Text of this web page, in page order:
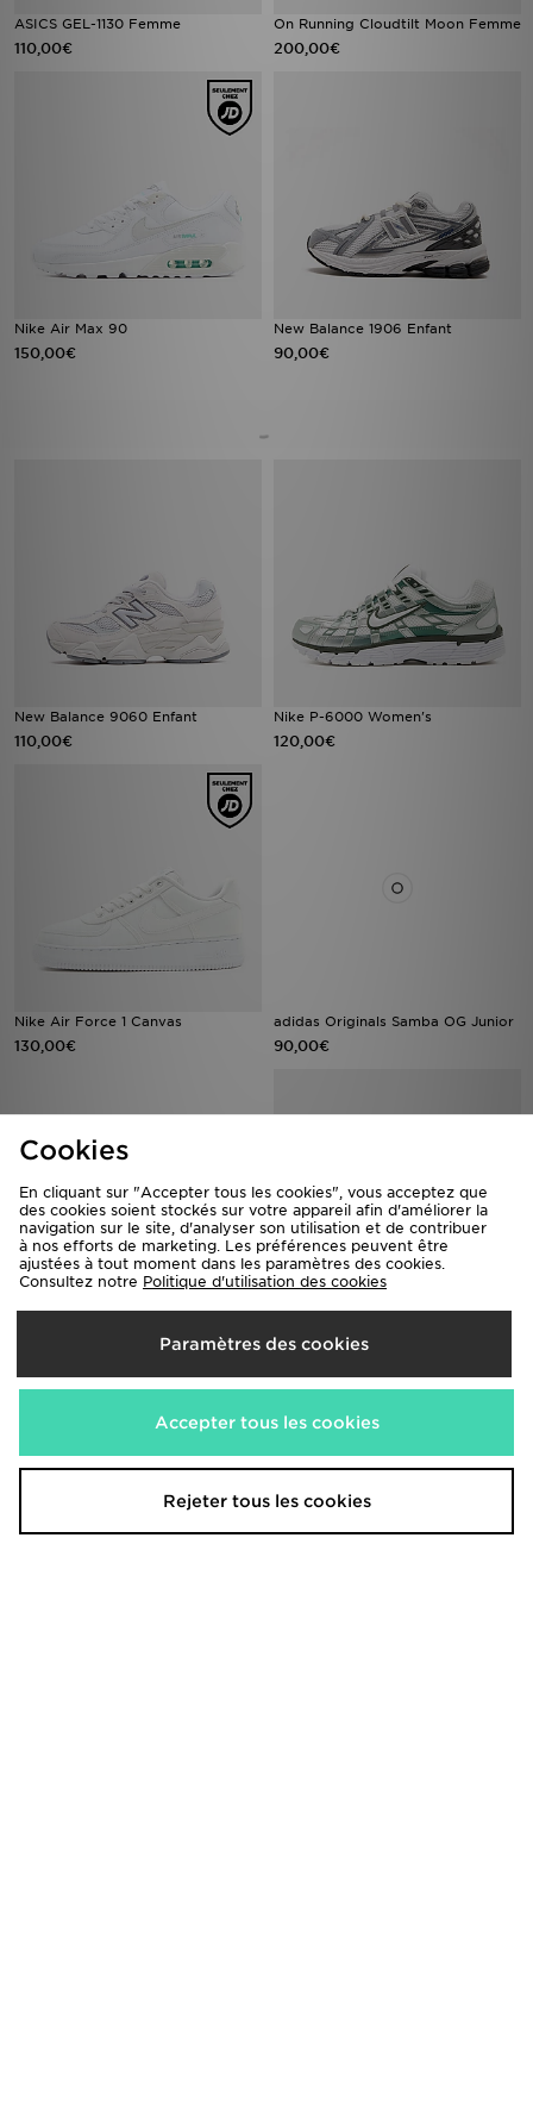
ASICS GEL-1130 Femme
110,00€
On Running Cloudtilt Moon Femme
200,00€
Nike Air Max 90
150,00€
New Balance 1906 Enfant
90,00€
New Balance 9060 Enfant
110,00€
Nike P-6000 Women's
120,00€
Nike P-6000 Junior
90,00€
New Balance 530 Bébé
70,00€
Cookies
En cliquant sur "Accepter tous les cookies", vous acceptez que
des cookies soient stockés sur votre appareil afin d'améliorer la
navigation sur le site, d'analyser son utilisation et de contribuer
à nos efforts de marketing. Les préférences peuvent être
ajustées à tout moment dans les paramètres des cookies.
Consultez notre Politique d'utilisation des cookies
Paramètres des cookies
Accepter tous les cookies
Rejeter tous les cookies